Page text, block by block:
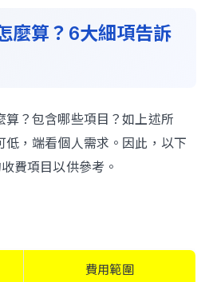
麼算？6大細項告訴
？包含哪些項目？如上述所
，端看個人需求。因此，以下
費項目以供參考。
費用範圍